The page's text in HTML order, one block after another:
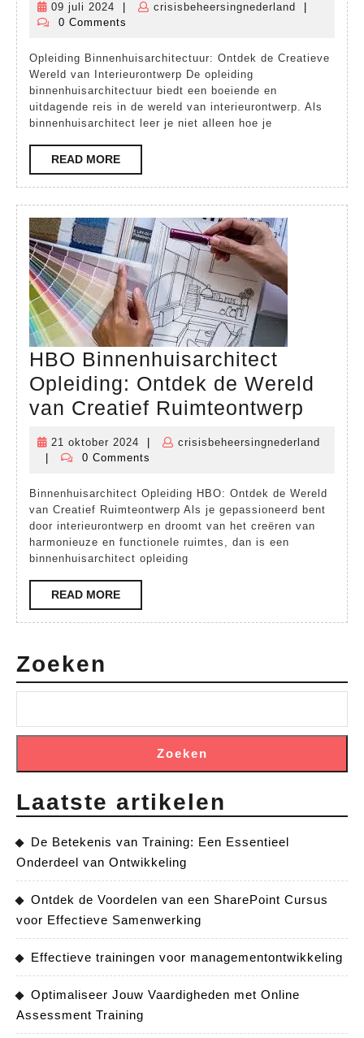
Creatieve
van
de
Opleiding
09 juli 2024
09
juli
crisisbeheersingnederland
0 Comments
Opleiding Binnenhuisarchitectuur: Ontdek de Creatieve
Wereld van Interieurontwerp De opleiding
binnenhuisarchitectuur biedt een boeiende en
uitdagende reis in de wereld van interieurontwerp. Als
binnenhuisarchitect leer je niet alleen hoe je
READ MOREREAD
MORE
HBO Binnenhuisarchitect
Opleiding: Ontdek de Wereld
van Creatief Ruimteontwerp HBO
de
21 oktober 2024
21
oktober
crisisbeheersingnederland
crisisbeheersingnederland
0 Comments
Binnenhuisarchitect Opleiding HBO: Ontdek de Wereld
van Creatief Ruimteontwerp Als je gepassioneerd bent
door interieurontwerp en droomt van het creëren van
harmonieuze en functionele ruimtes, dan is een
binnenhuisarchitect opleiding
READ MOREREAD
MORE
Zoeken
Zoeken
Laatste artikelen
De Betekenis van Training: Een Essentieel
Onderdeel van Ontwikkeling
Ontdek de Voordelen van een SharePoint Cursus
voor Effectieve Samenwerking
Effectieve trainingen voor managementontwikkeling
Optimaliseer Jouw Vaardigheden met Online
Assessment Training